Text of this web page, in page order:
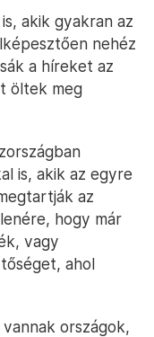
akik gyakran az
nehéz
a híreket az
öltek meg
is, akik az egyre
az
hogy már
vagy
ahol
országok,